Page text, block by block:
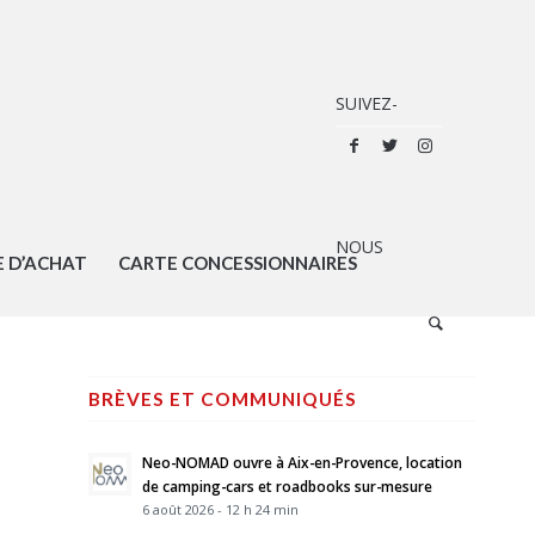
D’ACHAT CARTE CONCESSIONNAIRES
BRÈVES ET COMMUNIQUÉS
Neo-NOMAD ouvre à Aix-en-Provence, location
de camping-cars et roadbooks sur-mesure
6 août 2026 - 12 h 24 min